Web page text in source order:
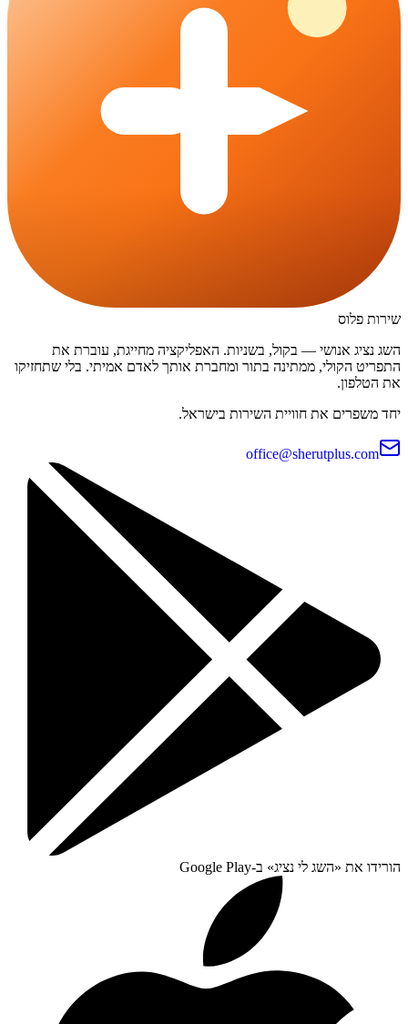
שירות פלוס
השג נציג אנושי — בקול, בשניות. האפליקציה מחייגת, עוברת את
התפריט הקולי, ממתינה בתור ומחברת אותך לאדם אמיתי. בלי שתחזיקו
את הטלפון.
יחד משפרים את חוויית השירות בישראל.
office@sherutplus.com
הורידו את «השג לי נציג» ב-Google Play